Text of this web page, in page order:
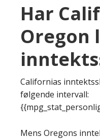
Har
Oregon
Californias
følgende intervall:
Mens Oregons